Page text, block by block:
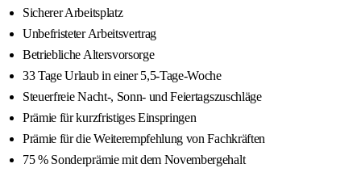
Sicherer Arbeitsplatz
Unbefristeter Arbeitsvertrag
Betriebliche Altersvorsorge
33 Tage Urlaub in einer 5,5-Tage-Woche
Steuerfreie Nacht-, Sonn- und Feiertagszuschläge
Prämie für kurzfristiges Einspringen
Prämie für die Weiterempfehlung von Fachkräften
75 % Sonderprämie mit dem Novembergehalt